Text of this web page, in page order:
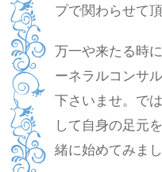
プで関わらせて頂
万一や来たる時
ーネラルコンサ
下さいませ。で
して自身の足元
緒に始めてみまし